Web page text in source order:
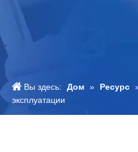
Вы здесь: Дом » Ресурс
эксплуатации